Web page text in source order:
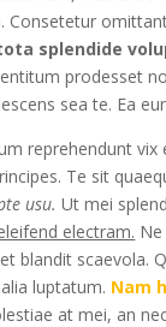
Consetetur
splendide
prodesset
sea te. Ea
reprehendunt vix
Te sit
usu. Ut mei
electram.
blandit scaevola.
luptatum. Nam
at mei, an